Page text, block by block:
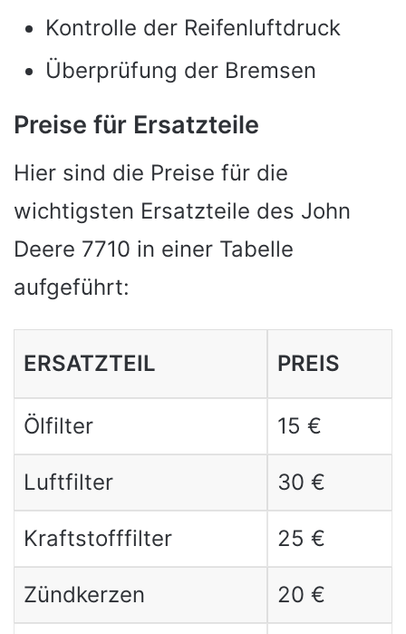
Kontrolle der Reifenluftdruck
Überprüfung der Bremsen
Preise für Ersatzteile
Hier sind die Preise für die
wichtigsten Ersatzteile des John
Deere 7710 in einer Tabelle
aufgeführt:
ERSATZTEIL PREIS
Ölfilter 15 €
Luftfilter 30 €
Kraftstofffilter 25 €
Zündkerzen 20 €